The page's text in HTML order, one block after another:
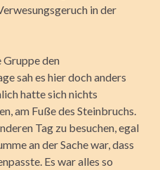
in der
den
sah es hier doch anders
hatte sich nichts
am Fuße des Steinbruchs.
Tag zu besuchen, egal
an der Sache war, dass
Es war alles so